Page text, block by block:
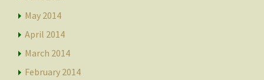
May 2014
April 2014
March 2014
February 2014